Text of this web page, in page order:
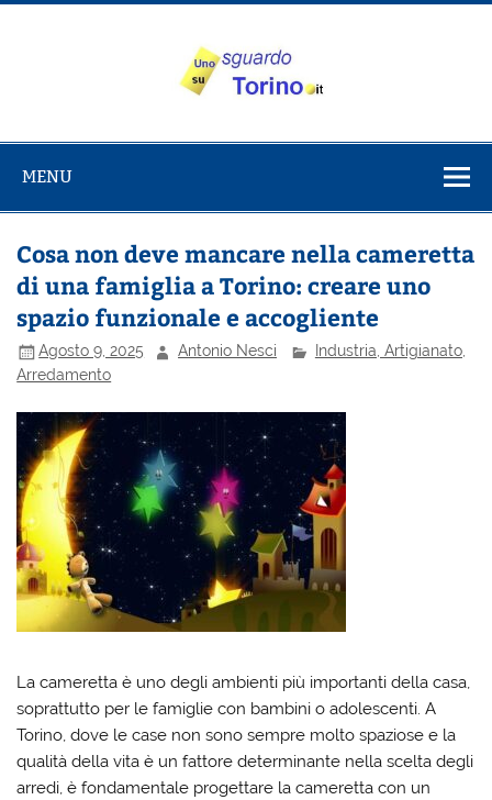
Salta
su Torino
MENU
Cosa non deve mancare nella cameretta
di una famiglia a Torino: creare uno
spazio funzionale e accogliente
Agosto 9, 2025 Antonio Nesci
Industria, Artigianato,
Arredamento
La cameretta è uno degli ambienti più importanti della casa,
soprattutto per le famiglie con bambini o adolescenti. A
Torino, dove le case non sono sempre molto spaziose e la
qualità della vita è un fattore determinante nella scelta degli
arredi, è fondamentale progettare la cameretta con un